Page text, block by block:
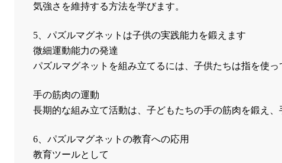
気強さを維持する方法を学びます。
5、パズルマグネットは子供の実践能力を鍛えます
微細運動能力の発達
パズルマグネットを組み立てるには、子供たちは指を使
手の筋肉の運動
長期的な組み立て活動は、子どもたちの手の筋肉を鍛え
6、パズルマグネットの教育への応用
教育ツールとして